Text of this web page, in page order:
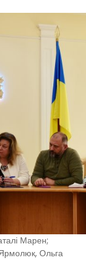
Марен;
Ольга